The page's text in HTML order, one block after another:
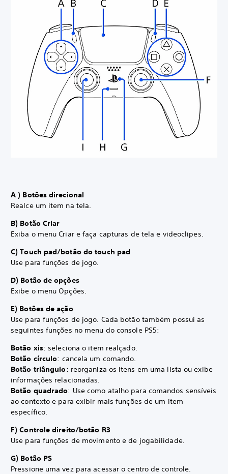
A ) Botões direcional
Realce um item na tela.
B) Botão Criar
Exiba o menu Criar e faça capturas de tela e videoclipes.
C) Touch pad/botão do touch pad
Use para funções de jogo.
D) Botão de opções
Exibe o menu Opções.
E) Botões de ação
Use para funções de jogo. Cada botão também possui as
seguintes funções no menu do console PS5:
Botão xis: seleciona o item realçado.
Botão círculo: cancela um comando.
Botão triângulo: reorganiza os itens em uma lista ou exibe
informações relacionadas.
Botão quadrado: Use como atalho para comandos sensíveis
ao contexto e para exibir mais funções de um item
específico.
F) Controle direito/botão R3
Use para funções de movimento e de jogabilidade.
G) Botão PS
Pressione uma vez para acessar o centro de controle.